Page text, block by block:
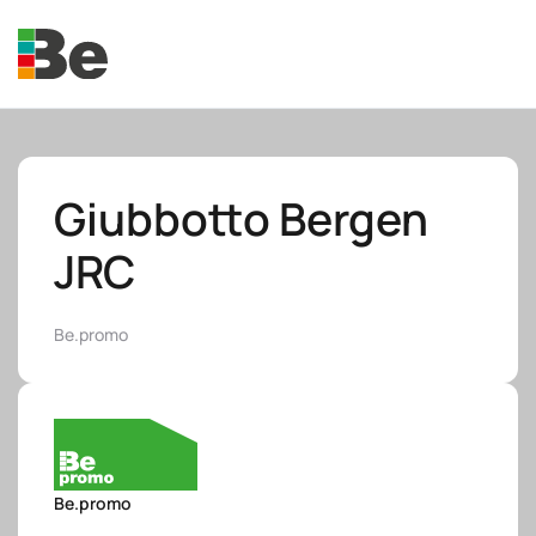
Skip to main content
Giubbotto Bergen
JRC
Be.promo
Be.promo